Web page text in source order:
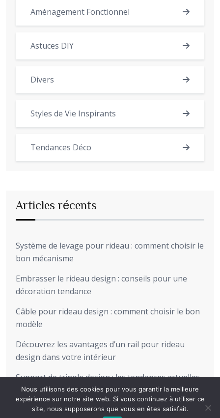
Aménagement Fonctionnel
Astuces DIY
Divers
Styles de Vie Inspirants
Tendances Déco
Articles récents
Système de levage pour rideau : comment choisir le
bon mécanisme
Embrasser le rideau design : conseils pour une
décoration tendance
Câble pour rideau design : comment choisir le bon
modèle
Découvrez les avantages d’un rail pour rideau
design dans votre intérieur
Support de tringle design : les tendances actuelles
pour sublimer votre intérieur
Nous utilisons des cookies pour vous garantir la meilleure
expérience sur notre site web. Si vous continuez à utiliser ce
site, nous supposerons que vous en êtes satisfait.